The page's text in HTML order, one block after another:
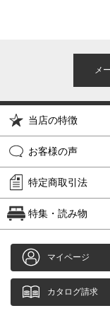
メ
当店の特徴
お客様の声
特定商取引法
特集・読み物
マイページ
カタログ請求